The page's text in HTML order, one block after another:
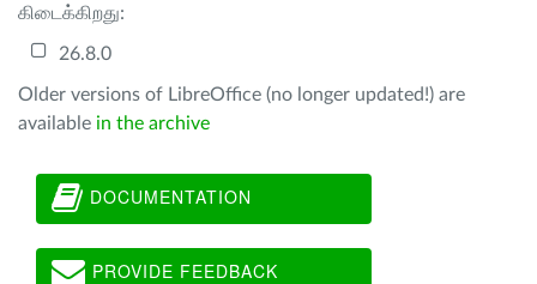
கிடைக்கிறது:
26.8.0
Older versions of LibreOffice (no longer updated!) are
available in the archive
DOCUMENTATION
PROVIDE FEEDBACK